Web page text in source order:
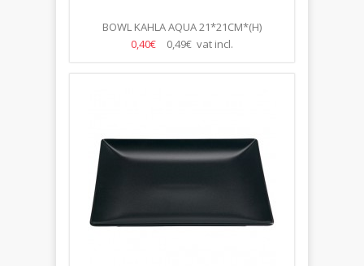
BOWL KAHLA AQUA 21*21CM*(H)
0,40€
0,49€ vat incl.